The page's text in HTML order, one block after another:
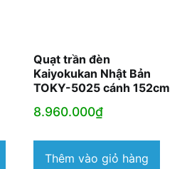
Quạt trần đèn
Kaiyokukan Nhật Bản
TOKY-5025 cánh 152cm
8.960.000₫
Thêm vào giỏ hàng